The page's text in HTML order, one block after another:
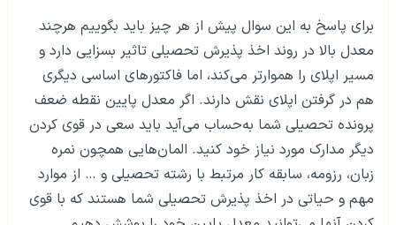
برای پاسخ به این سوال پیش از هر چیز باید بگوییم هرچند
معدل بالا در روند اخذ پذیرش تحصیلی تاثیر بسزایی دارد و
مسیر اپلای را هموارتر می‌کند، اما فاکتورهای اساسی دیگری
هم در گرفتن اپلای نقش دارند. اگر معدل پایین نقطه ضعف
پرونده تحصیلی شما به‌حساب می‌آید باید سعی در قوی کردن
دیگر مدارک مورد نیاز خود کنید. المان‌هایی همچون نمره
زبان، رزومه، سابقه کار مرتبط با رشته تحصیلی و … از موارد
مهم و حیاتی در اخذ پذیرش تحصیلی شما هستند که با قوی